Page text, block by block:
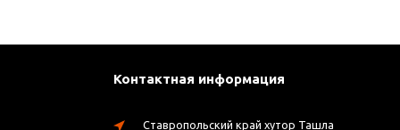
Контактная информация
Ставропольский край хутор Ташла